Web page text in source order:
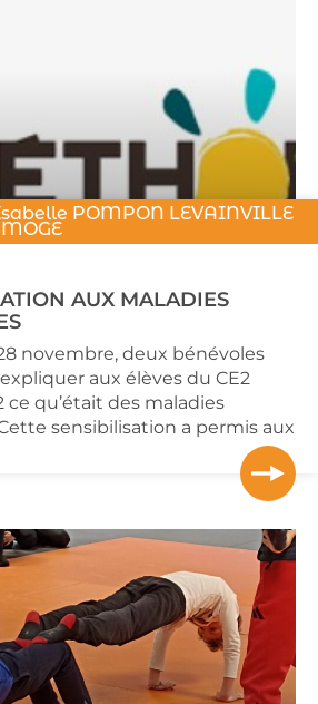
POMPON LEVAINVILLE
AUX MALADIES
novembre, deux bénévoles
aux élèves du CE2
ce qu’était des maladies
sensibilisation a permis aux